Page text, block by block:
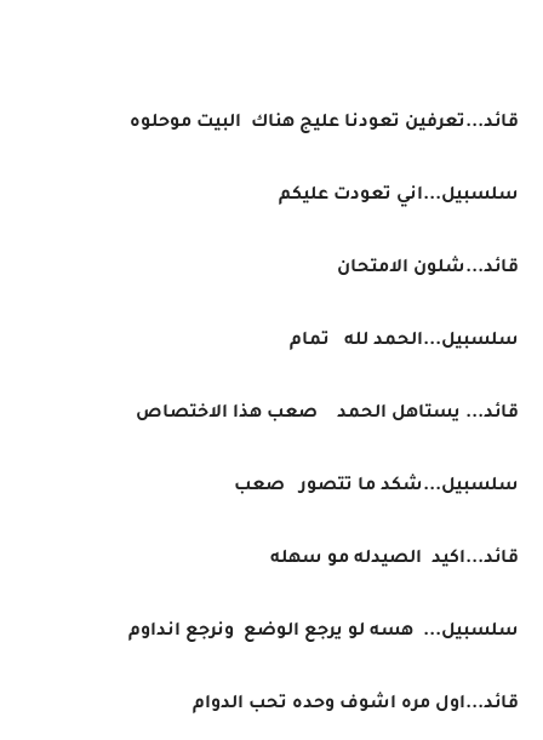
قائد...تعرفين تعودنا عليج هناك البيت موحلوه
سلسبيل...اني تعودت عليكم
قائد...شلون الامتحان
سلسبيل...الحمد لله تمام
قائد... يستاهل الحمد صعب هذا الاختصاص
سلسبيل...شكد ما تتصور صعب
قائد...اكيد الصيدله مو سهله
سلسبيل... هسه لو يرجع الوضع ونرجع انداوم
قائد...اول مره اشوف وحده تحب الدوام